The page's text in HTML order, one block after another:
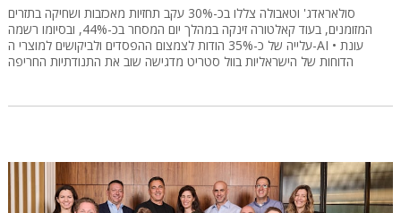
סולאראדג' וטאבולה צללו בכ-30% עקב תחזיות מאכזבות ושחיקה בתזרים
המזומנים, בעוד קאלטורה זינקה במהלך יום המסחר בכ-44%, ובסיומו רשמה
עלייה של כ-35% הודות לצמצום ההפסדים ולביקושים למוצרי ה-AI • עונת
הדוחות של הישראליות בוול סטריט מדגישה שוב את התנודתיות החריפה